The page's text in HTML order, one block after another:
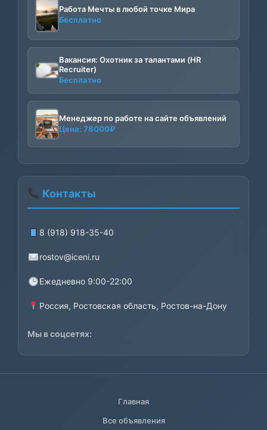
Работа Мечты в любой точке Мира
Бесплатно
Вакансия: Охотник за талантами (HR
Recruiter)
Бесплатно
Менеджер по работе на сайте объявлений
Цена: 78000₽
Контакты
8 (918) 918-35-40
rostov@iceni.ru
Ежедневно 9:00-22:00
Россия, Ростовская область, Ростов-на-Дону
Мы в соцсетях:
Главная
Все объявления